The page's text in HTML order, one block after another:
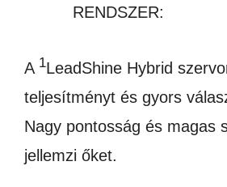
RENDSZER:
A 1LeadShine Hybrid
teljesítményt és gyors
Nagy pontosság és magas
jellemzi őket.